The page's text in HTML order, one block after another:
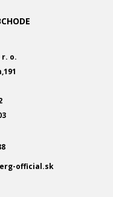
r. o.
official.sk